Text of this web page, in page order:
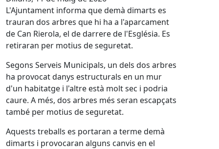
L'Ajuntament informa que demà dimarts es
trauran dos arbres que hi ha a l'aparcament
de Can Rierola, el de darrere de l'Església. Es
retiraran per motius de seguretat.
Segons Serveis Municipals, un dels dos arbres
ha provocat danys estructurals en un mur
d'un habitatge i l'altre està molt sec i podria
caure. A més, dos arbres més seran escapçats
també per motius de seguretat.
Aquests treballs es portaran a terme demà
dimarts i provocaran alguns canvis en el